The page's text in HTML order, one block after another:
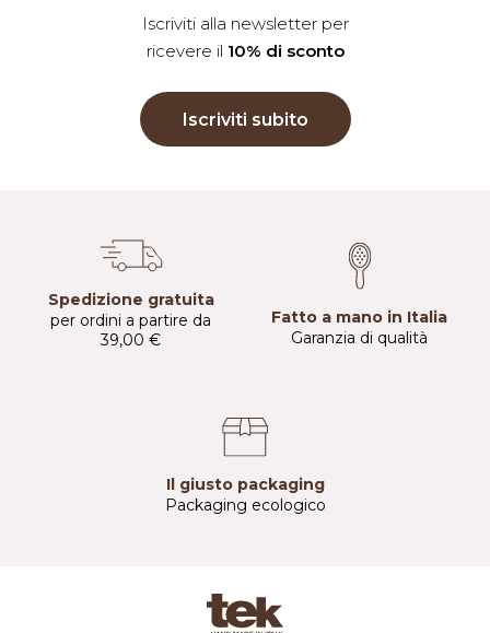
Iscriviti alla newsletter per
ricevere il 10% di sconto
Iscriviti subito
Spedizione gratuita
per ordini a partire da
39,00 €
Fatto a mano in Italia
Garanzia di qualità
Il giusto packaging
Packaging ecologico